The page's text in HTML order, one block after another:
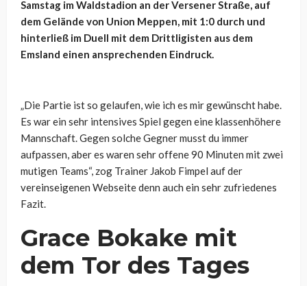
Samstag im Waldstadion an der Versener Straße, auf
dem Gelände von Union Meppen, mit 1:0 durch und
hinterließ im Duell mit dem Drittligisten aus dem
Emsland einen ansprechenden Eindruck.
„Die Partie ist so gelaufen, wie ich es mir gewünscht habe.
Es war ein sehr intensives Spiel gegen eine klassenhöhere
Mannschaft. Gegen solche Gegner musst du immer
aufpassen, aber es waren sehr offene 90 Minuten mit zwei
mutigen Teams“, zog Trainer Jakob Fimpel auf der
vereinseigenen Webseite denn auch ein sehr zufriedenes
Fazit.
Grace Bokake mit
dem Tor des Tages